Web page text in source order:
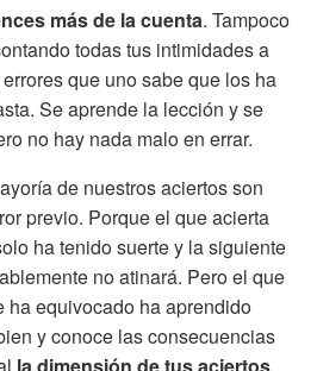
más de la cuenta. Tampoco
todas tus intimidades a
que uno sabe que los ha
Se aprende la lección y se
no hay nada malo en errar.
de nuestros aciertos son
previo. Porque el que acierta
ha tenido suerte y la siguiente
no atinará. Pero el que
ha equivocado ha aprendido
y conoce las consecuencias